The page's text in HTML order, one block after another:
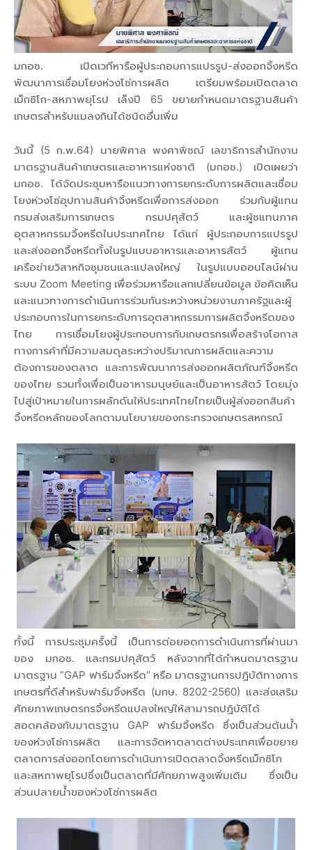
มกอช. เปิดเวทีหารือผู้ประกอบการแปรรูป-ส่งออกจิ้งหรีด
พัฒนาการเชื่อมโยงห่วงโซ่การผลิต เตรียมพร้อมเปิดตลาด
เม็กซิโก-สหภาพยุโรป เล็งปี 65 ขยายกำหนดมาตรฐานสินค้า
เกษตรสำหรับแมลงกินได้ชนิดอื่นเพิ่ม
วันนี้ (5 ก.พ.64) นายพิศาล พงศาพิชณ์ เลขาธิการสำนักงาน
มาตรฐานสินค้าเกษตรและอาหารแห่งชาติ (มกอช.) เปิดเผยว่า
มกอช. ได้จัดประชุมหารือแนวทางการยกระดับการผลิตและเชื่อม
โยงห่วงโซ่อุปทานสินค้าจิ้งหรีดเพื่อการส่งออก ร่วมกับผู้แทน
กรมส่งเสริมการเกษตร กรมปศุสัตว์ และผู้ชแทนภาค
อุตสาหกรรมจิ้งหรีดในประเทศไทย ได้แก่ ผู้ประกอบการแปรรูป
และส่งออกจิ้งหรีดทั้งในรูปแบบอาหารและอาหารสัตว์ ผู้แทน
เครือข่ายวิสาหกิจชุมชนและแปลงใหญ่ ในรูปแบบออนไลน์ผ่าน
ระบบ Zoom Meeting เพื่อร่วมหารือแลกเปลี่ยนข้อมูล ข้อคิดเห็น
และแนวทางการดำเนินการร่วมกันระหว่างหน่วยงานภาครัฐและผู้
ประกอบการในการยกระดับการอุตสาหกรรมการผลิตจิ้งหรีดของ
ไทย การเชื่อมโยงผู้ประกอบการกับเกษตรกรเพื่อสร้างโอกาส
ทางการค้าที่มีความสมดุลระหว่างปริมาณการผลิตและความ
ต้องการของตลาด และการพัฒนาการส่งออกผลิตภัณฑ์จิ้งหรีด
ของไทย รวมทั้งเพื่อเป็นอาหารมนุษย์และเป็นอาหารสัตว์ โดยมุ่ง
ไปสู่เป้าหมายในการผลักดันให้ประเทศไทยไทยเป็นผู้ส่งออกสินค้า
จิ้งหรีดหลักของโลกตามนโยบายของกระทรวงเกษตรสหกรณ์
ทั้งนี้ การประชุมครั้งนี้ เป็นการต่อยอดการดำเนินการที่ผ่านมา
ของ มกอช. และกรมปศุสัตว์ หลังจากที่ได้กำหนดมาตรฐาน
มาตรฐาน “GAP ฟาร์มจิ้งหรีด” หรือ มาตรฐานการปฏิบัติทางการ
เกษตรที่ดีสำหรับฟาร์มจิ้งหรีด (มกษ. 8202-2560) และส่งเสริม
ศักยภาพเกษตรกรจิ้งหรีดแปลงใหญ่ให้สามารถปฏิบัติได้
สอดคล้องกับมาตรฐาน GAP ฟาร์มจิ้งหรีด ซึ่งเป็นส่วนต้นน้ำ
ของห่วงโซ่การผลิต และการจัดหาตลาดต่างประเทศเพื่อขยาย
ตลาดการส่งออกโดยการดำเนินการเปิดตลาดจิ้งหรีดเม็กซิโก
และสหภาพยุโรปซึ่งเป็นตลาดที่มีศักยภาพสูงเพิ่มเติม ซึ่งเป็น
ส่วนปลายน้ำของห่วงโซ่การผลิต